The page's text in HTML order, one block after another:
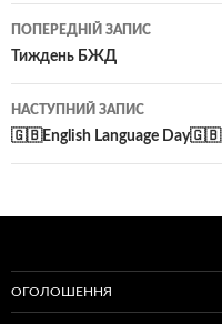
Навігація
по
записам
ПОПЕРЕДНІЙ ЗАПИС
Тиждень БЖД
НАСТУПНИЙ ЗАПИС
🇬🇧English Language Day🇬🇧
ОГОЛОШЕННЯ